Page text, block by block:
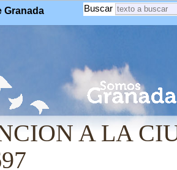
Granada Buscar
A LA